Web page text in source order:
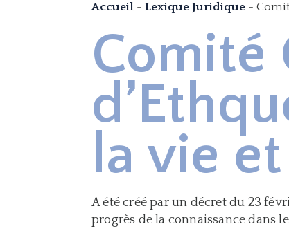
Accueil - Lexique Juridique -
Comité
la vie
A été créé par un décret du 23
progrès de la connaissance dans